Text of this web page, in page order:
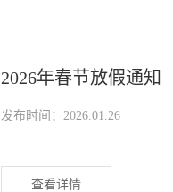
2026年春节放假通知
发布时间：2026.01.26
查看详情